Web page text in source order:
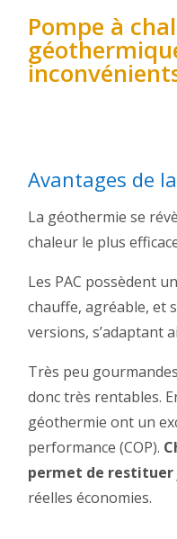
Pompe à
Avantages de
La géothermie se
chaleur le plus
Les PAC possèdent
chauffe, agréable, et
versions, s’adaptant
Très peu
donc très rentables.
géothermie ont un
performance (COP).
permet de restituer
réelles économies.